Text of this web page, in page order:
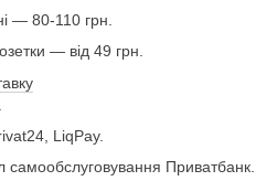
— 80-110 грн.
— від 49 грн.
LiqPay.
самообслуговування Приватбанк.